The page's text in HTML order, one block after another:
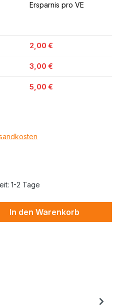
Ersparnis pro VE
2,00 €
3,00 €
5,00 €
1-2 Tage
In den Warenkorb